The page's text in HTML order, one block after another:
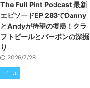
The Full Pint Podcast 最新
エピソードEP 283でDanny
とAndyが待望の復帰！クラ
フトビールとバーボンの深掘
り
2026/7/28
ビール